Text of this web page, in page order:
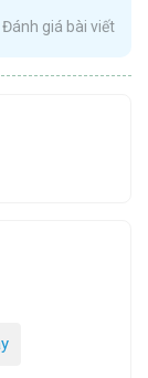
Đánh giá bài viết